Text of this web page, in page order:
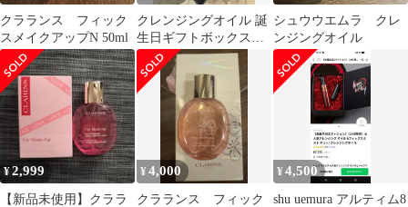
クラランス フィック
スメイクアップN 50ml
クレンジングオイル 誕
生日ギフトボックス入
り
シュウウエムラ クレ
ンジングオイル
¥2,999
【新品未使用】クララ
¥4,000
クラランス フィック
¥4,500
shu uemura アルティム8